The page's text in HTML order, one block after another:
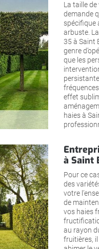
La taille
demande
spécifique
arbuste.
35 à Saint
genre
que les
effet
haies à
à Saint
Pour ce
des
votre
de
vos haies
au rayon
fruitières,